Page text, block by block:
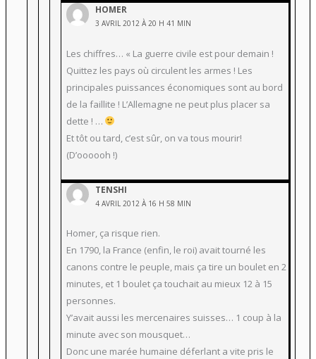
HOMER
3 AVRIL 2012 À 20 H 41 MIN
Les chiffres… « La guerre civile est pour demain !
Quittez les pays où circulent les armes ! Les
principales puissances économiques sont au bord
de la faillite ! L’Allemagne ne peut plus placer sa
dette ! …
Et tôt ou tard, c’est sûr, on va tous mourir!
(D’oooooh !)
TENSHI
4 AVRIL 2012 À 16 H 58 MIN
Homer, ça risque rien.
En 1790, la France (enfin, le roi) avait tourné les
canons contre le peuple, mais ça tire un boulet en 2
minutes, et 1 boulet ça touchait au mieux 12 à 15
personnes.
Y’avait aussi les mercenaires suisses… 1 coup à la
minute avec son mousquet…
Donc une marée humaine déferlant a vite pris le